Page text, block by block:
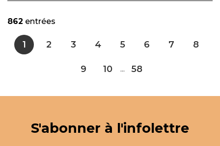
862 entrées
1 2 3 4 5 6 7 8
9 10 ... 58
S'abonner à l'infolettre